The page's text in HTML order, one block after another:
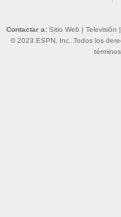
Contactar a: Sitio Web | Televisión |
© 2023 ESPN, Inc. Todos los